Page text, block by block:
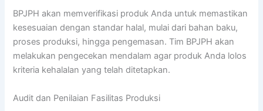
BPJPH akan memverifikasi produk Anda untuk memastikan
kesesuaian dengan standar halal, mulai dari bahan baku,
proses produksi, hingga pengemasan. Tim BPJPH akan
melakukan pengecekan mendalam agar produk Anda lolos
kriteria kehalalan yang telah ditetapkan.
Audit dan Penilaian Fasilitas Produksi